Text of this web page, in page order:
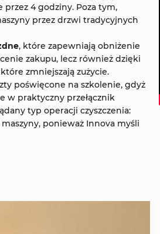
4 godziny. Poza tym,
przez drzwi tradycyjnych
, które zapewniają obniżenie
zakupu, lecz również dzięki
zmniejszają zużycie.
poświęcone na szkolenie, gdyż
w praktyczny przełącznik
typ operacji czyszczenia:
ponieważ Innova myśli